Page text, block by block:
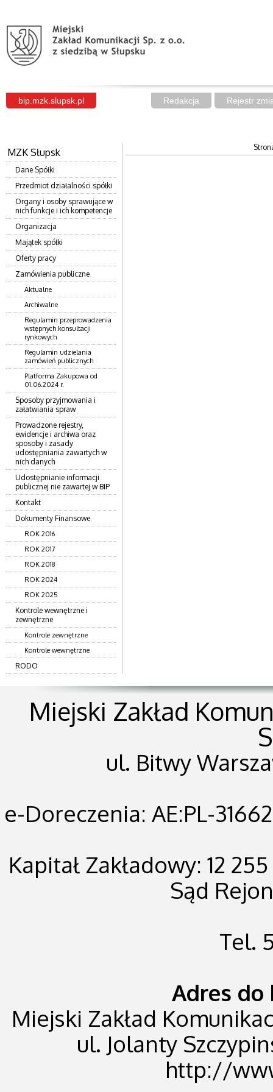
bip.mzk.slupsk.pl Redakcja Rejestr
MZK Słupsk
Dane Spółki
Przedmiot działalności spółki
Organy i osoby sprawujące w
nich funkcje i ich kompetencje
Organizacja
Majątek spółki
Oferty pracy
Zamówienia publiczne
Aktualne
Archiwalne
Regulamin przeprowadzenia
wstępnych konsultacji
rynkowych
Regulamin udzielania
zamówień publicznych
Platforma Zakupowa od
01.06.2024 r.
Sposoby przyjmowania i
załatwiania spraw
Prowadzone rejestry,
ewidencje i archiwa oraz
sposoby i zasady
udostępniania zawartych w
nich danych
Udostępnianie informacji
publicznej nie zawartej w BIP
Kontakt
Dokumenty Finansowe
ROK 2016
ROK 2017
ROK 2018
ROK 2024
ROK 2025
Kontrole wewnętrzne i
zewnętrzne
Kontrole zewnętrzne
Kontrole wewnętrzne
RODO
Miejski Zakład
ul. Bitwy
e-Doreczenia: AE:PL-
Kapitał Zakładowy: 12
Sąd
Tel.
Adres do
Miejski Zakład
ul. Jolanty
http://